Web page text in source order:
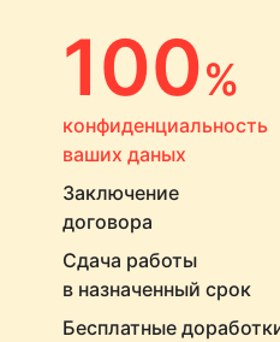
100%
конфиденциальность
ваших даных
Заключение
договора
Сдача работы
в назначенный срок
Бесплатные